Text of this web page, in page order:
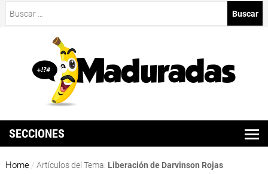
SECCIONES
Home / Artículos del Tema: Liberación de Darvinson Rojas